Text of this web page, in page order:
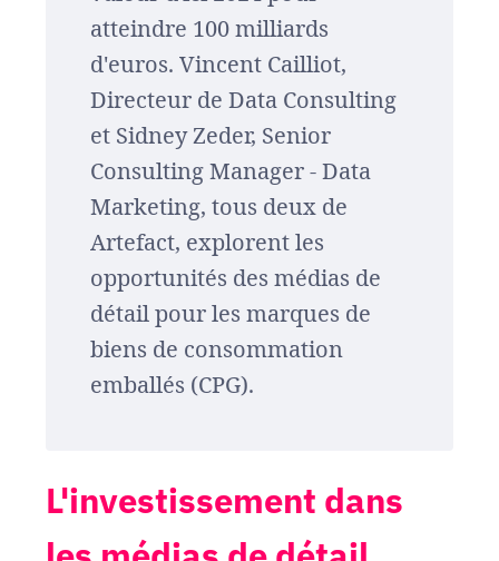
atteindre 100 milliards
d'euros. Vincent Cailliot,
Directeur de Data Consulting
et Sidney Zeder, Senior
Consulting Manager - Data
Marketing, tous deux de
Artefact, explorent les
opportunités des médias de
détail pour les marques de
biens de consommation
emballés (CPG).
L'investissement dans